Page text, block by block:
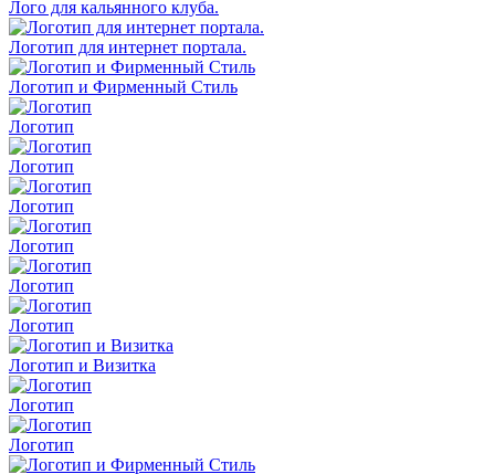
Лого для кальянного клуба.
Логотип для интернет портала.
Логотип и Фирменный Стиль
Логотип
Логотип
Логотип
Логотип
Логотип
Логотип
Логотип и Визитка
Логотип
Логотип